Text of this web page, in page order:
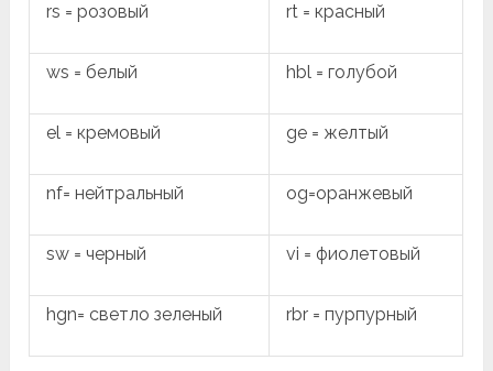
rs = розовый rt = красный
ws = белый hbl = голубой
el = кремовый ge = желтый
nf= нейтральный og=оранжевый
sw = черный vi = фиолетовый
hgn= светло зеленый rbr = пурпурный